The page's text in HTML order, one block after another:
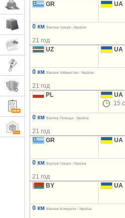
GR
UA
0 км Вантаж Греція - Україна
21 год
UZ
UA
0 км Вантаж Узбекистан - Україна
21 год
PL
UA
15
0 км Вантаж Польща - Україна
21 год
GR
UA
0 км Вантаж Греція - Україна
21 год
BY
UA
0 км Вантаж Білорусія - Україна